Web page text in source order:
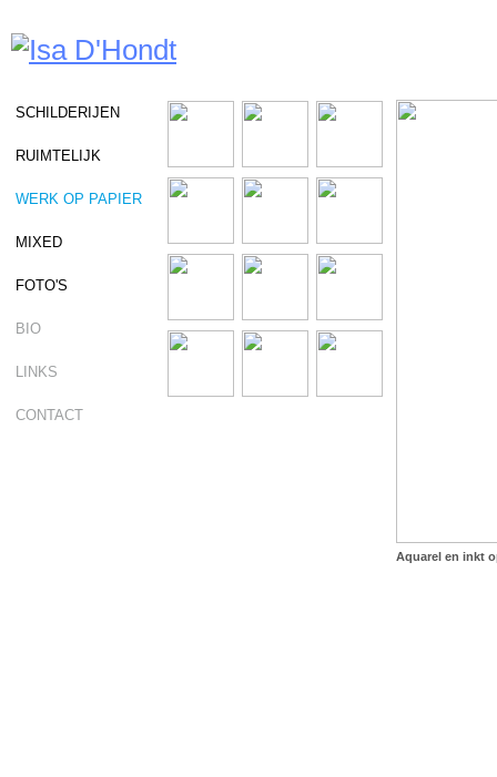
SCHILDERIJEN
RUIMTELIJK
WERK OP PAPIER
MIXED
FOTO'S
BIO
LINKS
CONTACT
Aquarel en inkt